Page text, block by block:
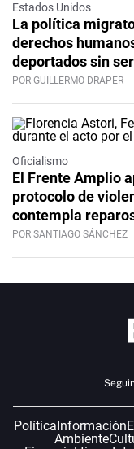
Estados Unidos
La política
derechos
deportados sin
POR GUILLERMO DRAPER
Oficialismo
El Frente Amplio
protocolo de
contempla
POR SANTIAGO SÁNCHEZ
PolíticaInformación
Ambiente